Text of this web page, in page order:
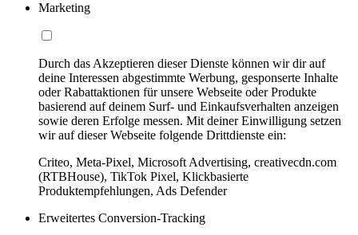
Marketing
Durch das Akzeptieren dieser Dienste können wir dir auf
deine Interessen abgestimmte Werbung, gesponserte Inhalte
oder Rabattaktionen für unsere Webseite oder Produkte
basierend auf deinem Surf- und Einkaufsverhalten anzeigen
sowie deren Erfolge messen. Mit deiner Einwilligung setzen
wir auf dieser Webseite folgende Drittdienste ein:
Criteo, Meta-Pixel, Microsoft Advertising, creativecdn.com
(RTBHouse), TikTok Pixel, Klickbasierte
Produktempfehlungen, Ads Defender
Erweitertes Conversion-Tracking